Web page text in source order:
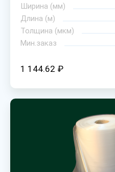
Ширина (мм)
Длина (м)
Толщина (мкм)
Мин.заказ
1 144.62 ₽